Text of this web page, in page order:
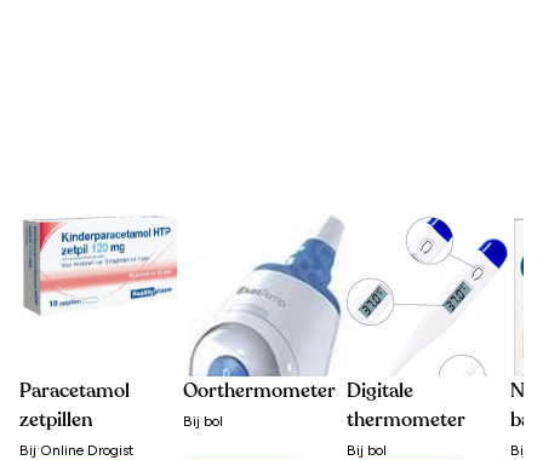
Paracetamol
zetpillen
Bij Online Drogist
Oorthermometer
Bij bol
Digitale
thermometer
Bij bol Bij